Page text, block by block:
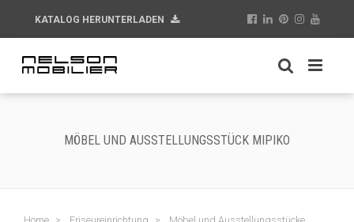
KATALOG HERUNTERLADEN
MÖBEL UND AUSSTELLUNGSSTÜCK MIPIKO